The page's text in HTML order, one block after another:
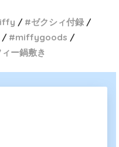
ゼクシィ付録
miffygoods
ィー鍋敷き